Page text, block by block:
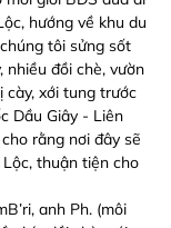
hướng về khu du
tôi sửng sốt
nhiều đồi chè, vườn
cày, xới tung trước
Dầu Giây - Liên
rằng nơi đây sẽ
thuận tiện cho
anh Ph. (môi